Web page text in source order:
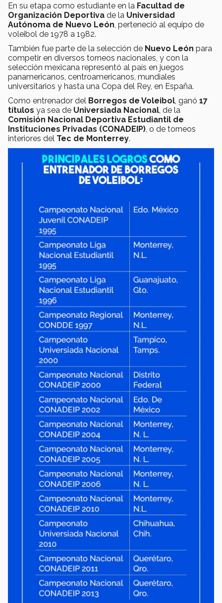
En su etapa como estudiante en la Facultad de
Organización Deportiva de la Universidad
Autónoma de Nuevo León , perteneció al equipo de
voleibol de 1978 a 1982.
También fue parte de la selección de Nuevo León para
competir en diversos torneos nacionales, y con la
selección mexicana representó al país en juegos
panamericanos, centroamericanos, mundiales
universitarios y hasta una Copa del Rey, en España.
Como entrenador del Borregos de Voleibol , ganó 17
títulos ya sea de Universiada Nacional , de la
Comisión Nacional Deportiva Estudiantil de
Instituciones Privadas (CONADEIP) , o de torneos
interiores del Tec de Monterrey.